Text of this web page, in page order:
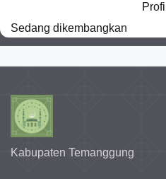
Sedang dikembangkan
Kabupaten Temanggung